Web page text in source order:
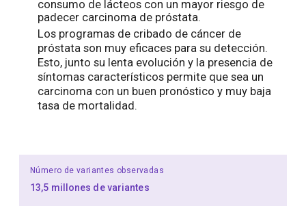
consumo de lácteos con un mayor riesgo de
padecer carcinoma de próstata.
Los programas de cribado de cáncer de
próstata son muy eficaces para su detección.
Esto, junto su lenta evolución y la presencia de
síntomas característicos permite que sea un
carcinoma con un buen pronóstico y muy baja
tasa de mortalidad.
Número de variantes observadas
13,5 millones de variantes